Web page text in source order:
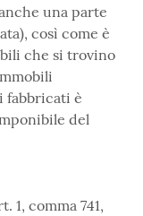
una parte
così come è
che si trovino
fabbricati è
del
1, comma 741,